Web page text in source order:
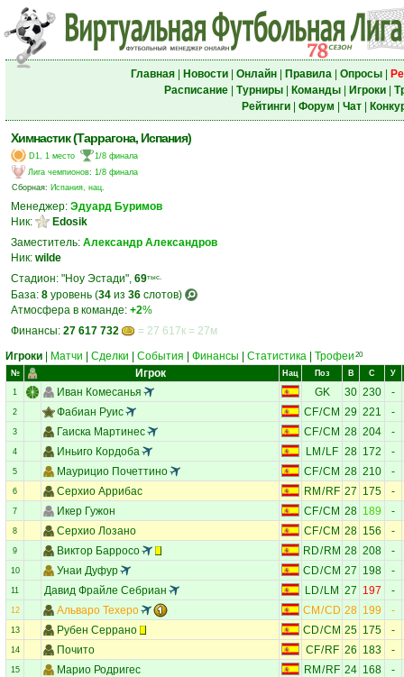
Главная| Новости| Онлайн| Правила| Опросы|
Расписание| Турниры| Команды| Игроки|
Рейтинги| Форум Чат|
Химнастик (Таррагона, Испания)
D1, 1 место
1/8 финала
Лига чемпионов: 1/8 финала
Сборная: Испания, нац.
Менеджер: Эдуард Буримов
Ник:
Edosik
Заместитель: Александр Александров
Ник: wilde
Стадион: "Ноу Эстади", 69тыс.
База: 8 уровень (34 из 36 слотов)
Атмосфера в команде: +2%
Финансы: 27 617 732
= 27 617к = 27м
Игроки
Матчи Сделки События Финансы Статистика Трофеи 20
№ Игрок Нац Поз В С У
1 Иван Комесанья GK 30 230 -
2 Фабиан Руис CF/CM 29 221 -
3 Гаиска Мартинес CF/CM 28 204 -
4 Иньиго Кордоба LM / LF 28 172 -
5 Маурицио Почеттино CF/CM 28 210 -
6 Серхио Аррибас RM / RF 27 175 -
7 Икер Гужон CF/CM 28 189 -
8 Серхио Лозано CF/CM 28 156 -
9 Виктор Барросо RD/ RM 28 208 -
10 Унаи Дуфур CD/CM 27 198 -
11 Давид Фрайле Себриан LD/ LM 27 197 -
12 Альваро Техеро CM /CD 28 199 -
13 Рубен Серрано CD/CM 25 175 -
14 Почито CF/RF 26 183 -
15 Марио Родригес RM / RF 24 168 -